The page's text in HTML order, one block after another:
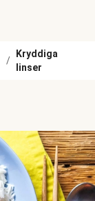
/
Kryddiga
linser